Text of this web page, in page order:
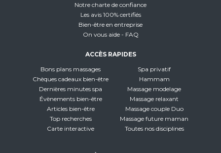
Notre charte de confiance
Les avis 100% certifiés
Bien-être en entreprise
On vous aide - FAQ
ACCÈS RAPIDES
Bons plans massages
Chèques cadeaux bien-être
Dernières minutes spa
Évènements bien-être
Articles bien-être
Top recherches
Carte interactive
Spa privatif
Hammam
Massage modelage
Massage relaxant
Massage couple Duo
Massage future maman
Toutes nos disciplines